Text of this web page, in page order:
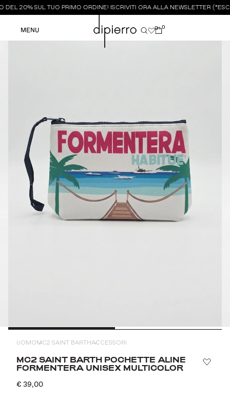
DEL 20% SUL TUO PRIMO ORDINE! ISCRIVITI ORA ALLA NEWSLETTER
MENU 0 0
UOMO MC2 SAINT BARTHACCESSORI
MC2 SAINT BARTH POCHETTE ALINE
FORMENTERA UNISEX MULTICOLOR
€ 39,00